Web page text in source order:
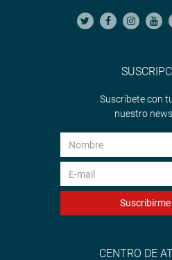
Suscríbete con
nuestro
Suscribirme
CENTRO DE